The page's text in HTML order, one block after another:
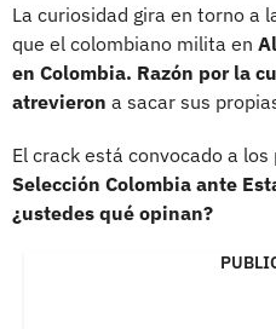
La curiosidad gira en torno a
que el colombiano milita en
en Colombia. Razón por la
atrevieron a sacar sus
El crack está convocado a
Selección Colombia ante
¿ustedes qué opinan?